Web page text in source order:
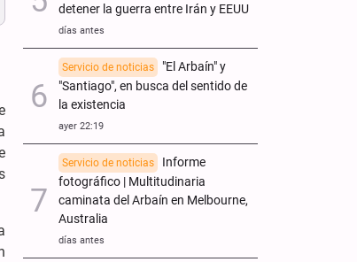
detener la guerra entre Irán y EEUU
días antes
Servicio de noticias
"El Arbaín" y
"Santiago", en busca del sentido de
la existencia
ayer 22:19
Servicio de noticias
Informe
fotográfico | Multitudinaria
caminata del Arbaín en Melbourne,
Australia
días antes